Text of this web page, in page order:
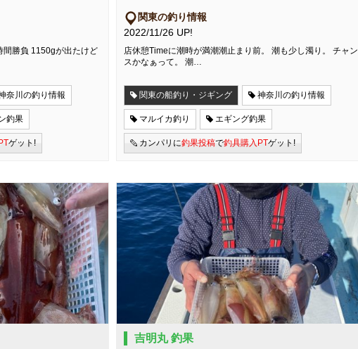
間勝負 1150gが出たけど
奈川の釣り情報
釣果
ゲット!
関東の釣り情報
2022/11/26 UP!
店休憩Timeに潮時が満潮潮止まり前。 潮も少し濁り。 チャン
スかなぁって。 潮…
関東の船釣り・ジギング 神奈川の釣り情報
マルイカ釣り エギング釣果
カンパリに釣果投稿で釣具購入PTゲット!
吉明丸 釣果